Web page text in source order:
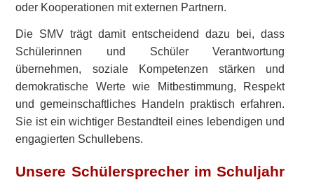
oder Kooperationen mit externen Partnern.
Die SMV trägt damit entscheidend dazu bei, dass
Schülerinnen und Schüler Verantwortung
übernehmen, soziale Kompetenzen stärken und
demokratische Werte wie Mitbestimmung, Respekt
und gemeinschaftliches Handeln praktisch erfahren.
Sie ist ein wichtiger Bestandteil eines lebendigen und
engagierten Schullebens.
Unsere Schülersprecher im Schuljahr